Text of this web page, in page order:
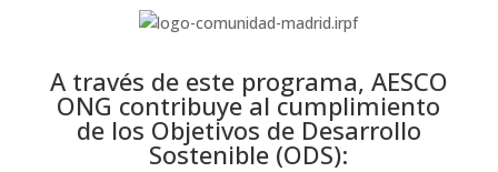
A través de este programa, AESCO
ONG contribuye al cumplimiento
de los Objetivos de Desarrollo
Sostenible (ODS):